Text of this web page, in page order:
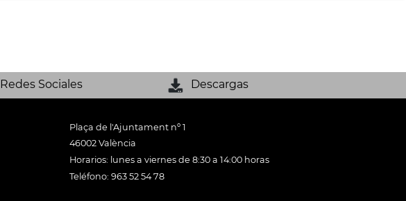
Redes Sociales Descargas
Plaça de l'Ajuntament nº 1
46002 València
Horarios: lunes a viernes de 8:30 a 14:00 horas
Teléfono: 963 52 54 78